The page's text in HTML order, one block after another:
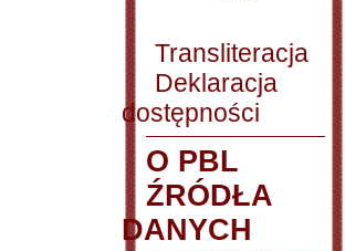
Transliteracja
Deklaracja
dostępności
O PBL
ŹRÓDŁA
DANYCH